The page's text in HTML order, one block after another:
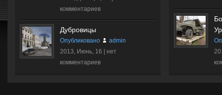
комментариев
Дубровицы
Опубликовано
admin
2013, Июнь, 16 | нет
комментариев